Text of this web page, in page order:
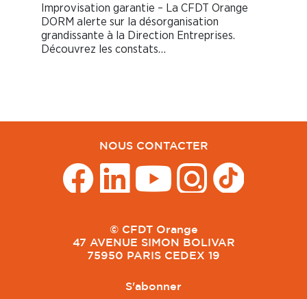
Improvisation garantie – La CFDT Orange
DORM alerte sur la désorganisation
grandissante à la Direction Entreprises.
Découvrez les constats…
NOUS CONTACTER
© CFDT Orange
47 AVENUE SIMON BOLIVAR
75950 PARIS CEDEX 19
S'abonner